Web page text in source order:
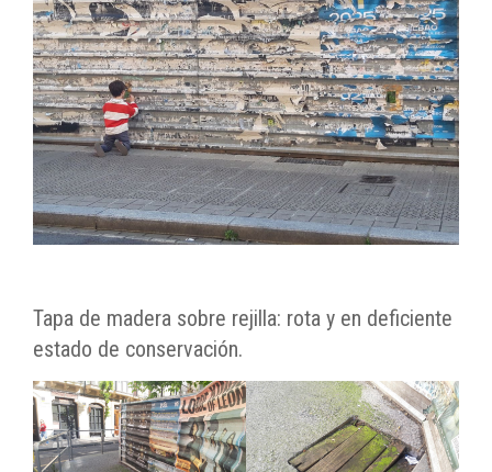
Tapa de madera sobre rejilla: rota y en deficiente
estado de conservación.